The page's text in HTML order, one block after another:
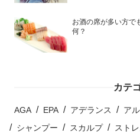
お酒の席が多い方で
何？
カテ
AGA EPA アデランス ア
シャンプー
スカルプ スト